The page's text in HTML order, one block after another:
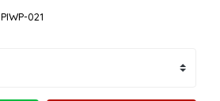
PIWP-021